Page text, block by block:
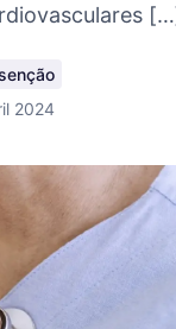
2024